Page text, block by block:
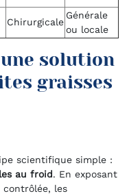
Chirurgicale
Générale
ou locale
solution
graisses
scientifique simple :
au froid. En exposant
les